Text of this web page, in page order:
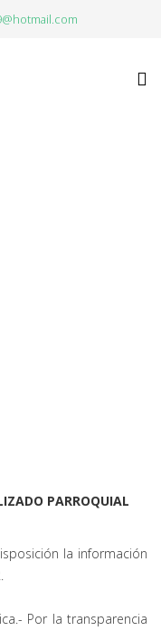
PARROQUIAL
la información
Por la transparencia